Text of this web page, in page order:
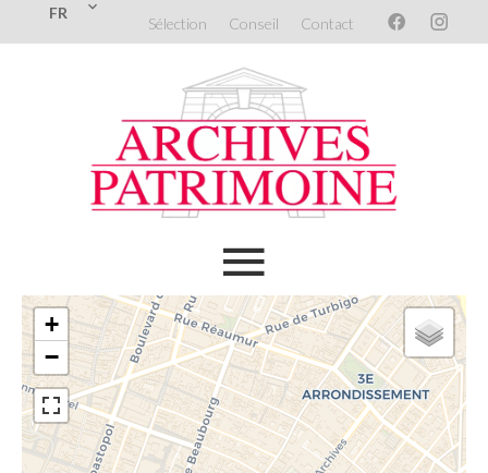
FR
Sélection Conseil Contact
+
−